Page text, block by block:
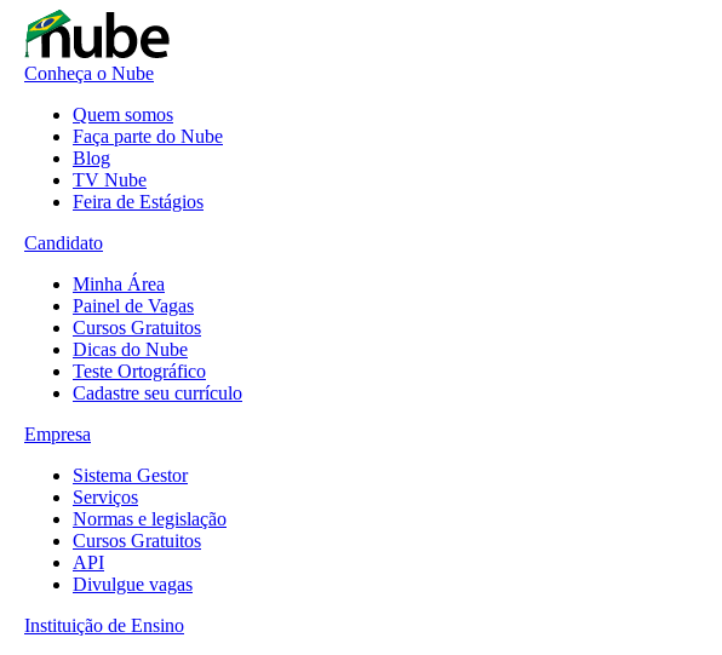
Conheça o Nube
Quem somos
Faça parte do Nube
Blog
TV Nube
Feira de Estágios
Candidato
Minha Área
Painel de Vagas
Cursos Gratuitos
Dicas do Nube
Teste Ortográfico
Cadastre seu currículo
Empresa
Sistema Gestor
Serviços
Normas e legislação
Cursos Gratuitos
API
Divulgue vagas
Instituição de Ensino